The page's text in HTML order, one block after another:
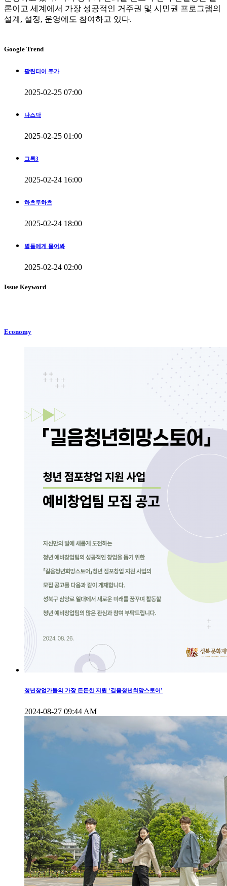
론이고 세계에서 가장 성공적인 거주권 및 시민권 프로그램의
설계, 설정, 운영에도 참여하고 있다.
Google Trend
팔란티어 주가
2025-02-25 07:00
나스닥
2025-02-25 01:00
그록3
2025-02-24 16:00
하츠투하츠
2025-02-24 18:00
별들에게 물어봐
2025-02-24 02:00
Issue Keyword
Economy
청년창업가들의 가장 든든한 지원 ‘길음청년희망스토어’
2024-08-27 09:44 AM